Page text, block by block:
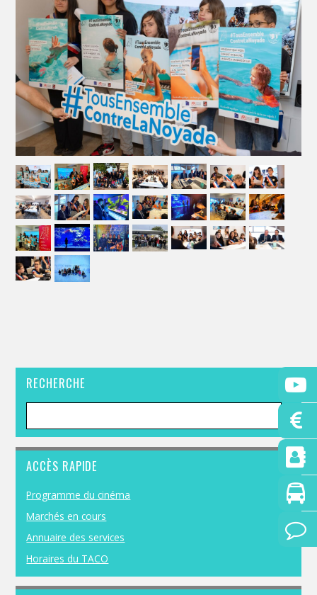
RECHERCHE
ACCÈS RAPIDE
Programme du cinéma
Marchés en cours
Annuaire des services
Horaires du TACO